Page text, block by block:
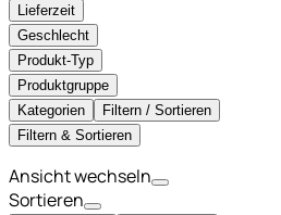
Lieferzeit
Geschlecht
Produkt-Typ
Produktgruppe
Kategorien
Filtern / Sortieren
Filtern & Sortieren
Ansicht wechseln
Sortieren